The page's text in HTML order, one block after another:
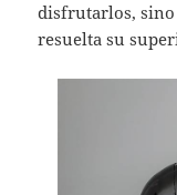
disfrutarlos,
resuelta su